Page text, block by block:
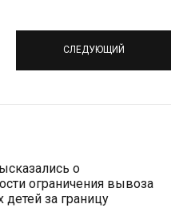
СЛЕДУЮЩИЙ
о
ограничения вывоза
за границу